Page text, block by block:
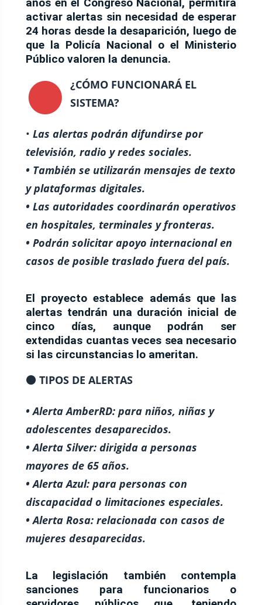
activar alertas sin necesidad de esperar
24 horas desde la desaparición, luego de
que la Policía Nacional o el Ministerio
Público valoren la denuncia.
⚫ ¿CÓMO FUNCIONARÁ EL
SISTEMA?
• Las alertas podrán difundirse por
televisión, radio y redes sociales.
• También se utilizarán mensajes de texto
y plataformas digitales.
• Las autoridades coordinarán operativos
en hospitales, terminales y fronteras.
• Podrán solicitar apoyo internacional en
casos de posible traslado fuera del país.
El proyecto establece además que las
alertas tendrán una duración inicial de
cinco días, aunque podrán ser
extendidas cuantas veces sea necesario
si las circunstancias lo ameritan.
⚫ TIPOS DE ALERTAS
• Alerta AmberRD: para niños, niñas y
adolescentes desaparecidos.
• Alerta Silver: dirigida a personas
mayores de 65 años.
• Alerta Azul: para personas con
discapacidad o limitaciones especiales.
• Alerta Rosa: relacionada con casos de
mujeres desaparecidas.
La legislación también contempla
sanciones para funcionarios o